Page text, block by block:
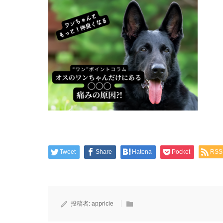
Tweet Share Hatena Pocket RSS
投稿者: appricie